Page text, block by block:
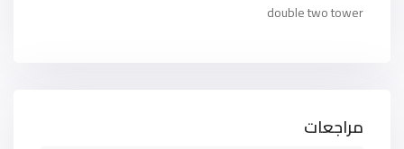
double two tower
مراجعات